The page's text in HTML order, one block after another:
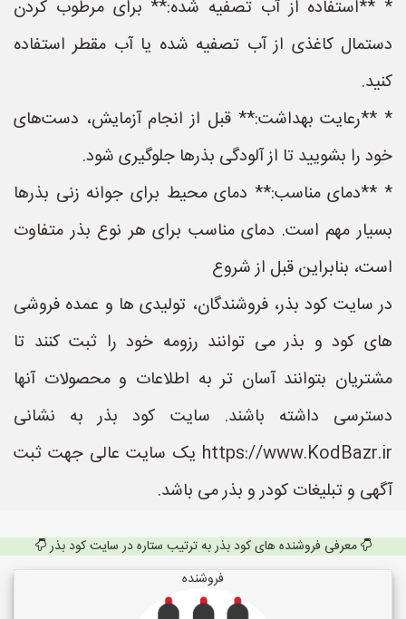
* **استفاده از آب تصفیه شده:** برای مرطوب کردن
دستمال کاغذی از آب تصفیه شده یا آب مقطر استفاده
کنید.
* **رعایت بهداشت:** قبل از انجام آزمایش، دست‌های
خود را بشویید تا از آلودگی بذرها جلوگیری شود.
* **دمای مناسب:** دمای محیط برای جوانه زنی بذرها
بسیار مهم است. دمای مناسب برای هر نوع بذر متفاوت
است، بنابراین قبل از شروع
در سایت کود بذر، فروشندگان، تولیدی ها و عمده فروشی
های کود و بذر می توانند رزومه خود را ثبت کنند تا
مشتریان بتوانند آسان تر به اطلاعات و محصولات آنها
دسترسی داشته باشند. سایت کود بذر به نشانی
https://www.KodBazr.ir یک سایت عالی جهت ثبت
آگهی و تبلیغات کودر و بذر می باشد.
معرفی فروشنده های کود بذر به ترتیب ستاره در سایت کود بذر
فروشنده